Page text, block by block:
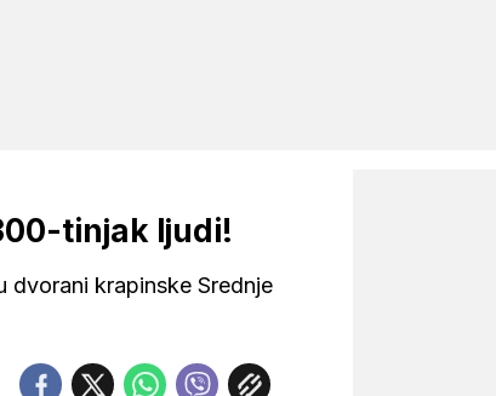
tinjak ljudi!
krapinske Srednje